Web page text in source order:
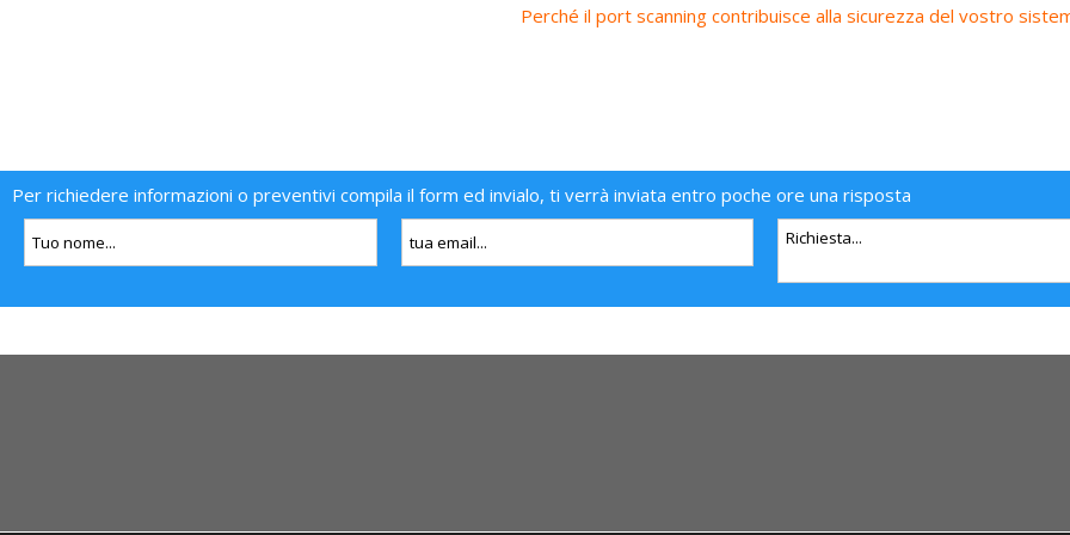
Perché il port scanning contribuisce alla sicurezza del vostro
Per richiedere informazioni o preventivi compila il form ed invialo, ti verrà inviata entro poche ore una risposta